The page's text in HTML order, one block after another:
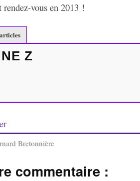
rendez-vous en 2013 !
Z
Bretonnière
commentaire :